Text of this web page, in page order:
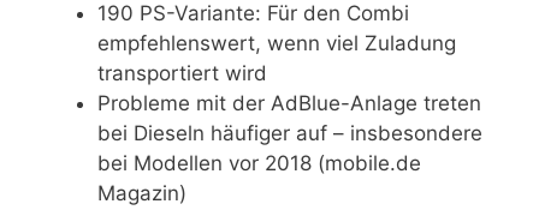
190 PS-Variante: Für den Combi
empfehlenswert, wenn viel Zuladung
transportiert wird
Probleme mit der AdBlue-Anlage treten
bei Dieseln häufiger auf – insbesondere
bei Modellen vor 2018 (mobile.de
Magazin)